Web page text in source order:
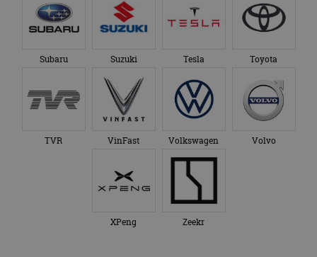
Subaru Suzuki Tesla Toyota
TVR VinFast Volkswagen Volvo
XPeng Zeekr